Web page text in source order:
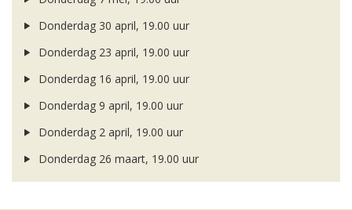
Donderdag 30 april, 19.00 uur
Donderdag 23 april, 19.00 uur
Donderdag 16 april, 19.00 uur
Donderdag 9 april, 19.00 uur
Donderdag 2 april, 19.00 uur
Donderdag 26 maart, 19.00 uur